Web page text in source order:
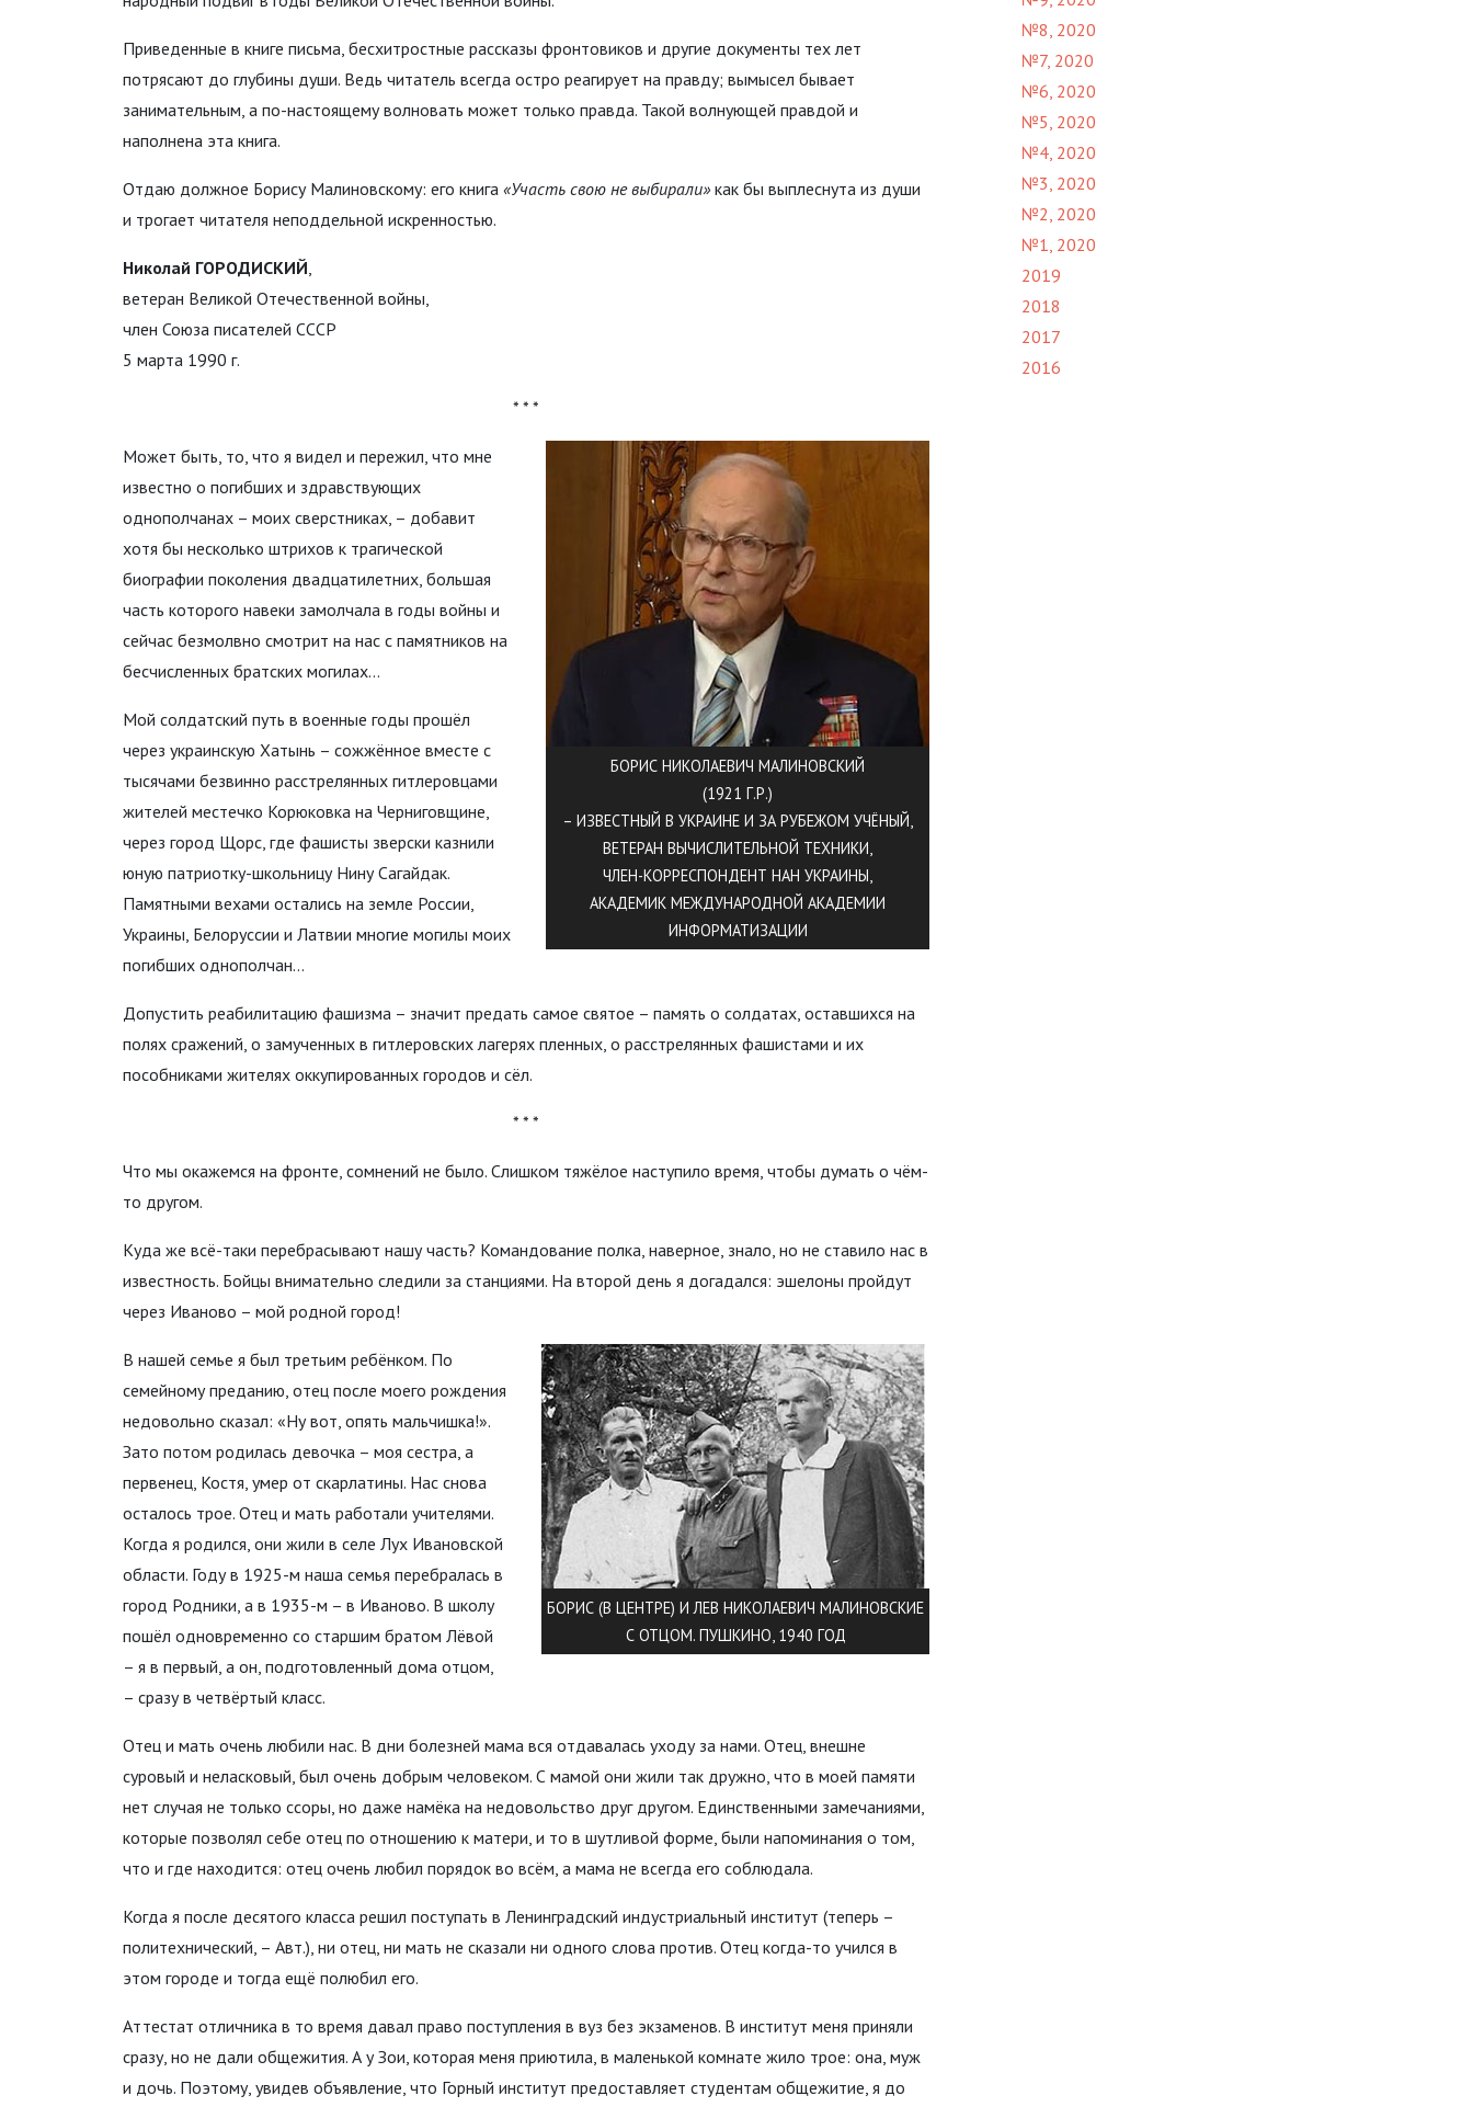
Приведенные в книге письма, бесхитростные рассказы фронтовиков и другие документы тех лет
потрясают до глубины души. Ведь читатель всегда остро реагирует на правду; вымысел бывает
занимательным, а по-настоящему волновать может только правда. Такой волнующей правдой и
наполнена эта книга.
Отдаю должное Борису Малиновскому: его книга «Участь свою не выбирали» как бы выплеснута из души
и трогает читателя неподдельной искренностью.
Николай ГОРОДИСКИЙ
ветеран Великой Отечественной войны,
член Союза писателей СССР
5 марта 1990 г.
* * *
БОРИС НИКОЛАЕВИЧ МАЛИНОВСКИЙ
(1921 Г.Р.)
– ИЗВЕСТНЫЙ В УКРАИНЕ И ЗА РУБЕЖОМ УЧЁНЫЙ,
ВЕТЕРАН ВЫЧИСЛИТЕЛЬНОЙ ТЕХНИКИ,
ЧЛЕН-КОРРЕСПОНДЕНТ НАН УКРАИНЫ,
АКАДЕМИК МЕЖДУНАРОДНОЙ АКАДЕМИИ
ИНФОРМАТИЗАЦИИ
Может быть, то, что я видел и пережил, что мне
известно о погибших и здравствующих
однополчанах – моих сверстниках, – добавит
хотя бы несколько штрихов к трагической
биографии поколения двадцатилетних, большая
часть которого навеки замолчала в годы войны и
сейчас безмолвно смотрит на нас с памятников на
бесчисленных братских могилах…
Мой солдатский путь в военные годы прошёл
через украинскую Хатынь – сожжённое вместе с
тысячами безвинно расстрелянных гитлеровцами
жителей местечко Корюковка на Черниговщине,
через город Щорс, где фашисты зверски казнили
юную патриотку-школьницу Нину Сагайдак.
Памятными вехами остались на земле России,
Украины, Белоруссии и Латвии многие могилы моих
погибших однополчан…
Допустить реабилитацию фашизма – значит предать самое святое – память о солдатах, оставшихся на
полях сражений, о замученных в гитлеровских лагерях пленных, о расстрелянных фашистами и их
пособниками жителях оккупированных городов и сёл.
* * *
Что мы окажемся на фронте, сомнений не было. Слишком тяжёлое наступило время, чтобы думать о чём-
то другом.
Куда же всё-таки перебрасывают нашу часть? Командование полка, наверное, знало, но не ставило нас в
известность. Бойцы внимательно следили за станциями. На второй день я догадался: эшелоны пройдут
через Иваново – мой родной город!
БОРИС (В ЦЕНТРЕ) И ЛЕВ НИКОЛАЕВИЧ МАЛИНОВСКИЕ
С ОТЦОМ. ПУШКИНО, 1940 ГОД
В нашей семье я был третьим ребёнком. По
семейному преданию, отец после моего рождения
недовольно сказал: «Ну вот, опять мальчишка!».
Зато потом родилась девочка – моя сестра, а
первенец, Костя, умер от скарлатины. Нас снова
осталось трое. Отец и мать работали учителями.
Когда я родился, они жили в селе Лух Ивановской
области. Году в 1925-м наша семья перебралась в
город Родники, а в 1935-м – в Иваново. В школу
пошёл одновременно со старшим братом Лёвой
– я в первый, а он, подготовленный дома отцом,
– сразу в четвёртый класс.
Отец и мать очень любили нас. В дни болезней мама вся отдавалась уходу за нами. Отец, внешне
суровый и неласковый, был очень добрым человеком. С мамой они жили так дружно, что в моей памяти
нет случая не только ссоры, но даже намёка на недовольство друг другом. Единственными замечаниями,
которые позволял себе отец по отношению к матери, и то в шутливой форме, были напоминания о том,
что и где находится: отец очень любил порядок во всём, а мама не всегда его соблюдала.
Когда я после десятого класса решил поступать в Ленинградский индустриальный институт (теперь –
политехнический, – Авт.), ни отец, ни мать не сказали ни одного слова против. Отец когда-то учился в
этом городе и тогда ещё полюбил его.
Аттестат отличника в то время давал право поступления в вуз без экзаменов. В институт меня приняли
сразу, но не дали общежития. А у Зои, которая меня приютила, в маленькой комнате жило трое: она, муж
и дочь. Поэтому, увидев объявление, что Горный институт предоставляет студентам общежитие, я до
№8, 2020
№7, 2020
№6, 2020
№5, 2020
№4, 2020
№3, 2020
№2, 2020
№1, 2020
2019
2018
2017
2016